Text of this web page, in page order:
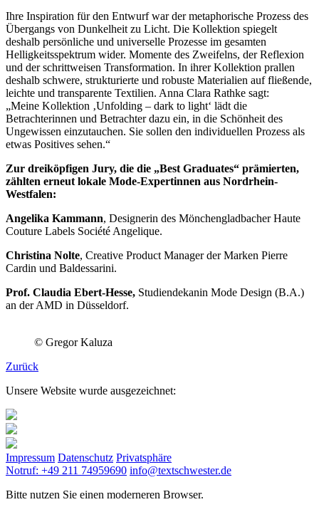
Ihre Inspiration für den Entwurf war der metaphorische Prozess des
Übergangs von Dunkelheit zu Licht. Die Kollektion spiegelt
deshalb persönliche und universelle Prozesse im gesamten
Helligkeitsspektrum wider. Momente des Zweifelns, der Reflexion
und der schrittweisen Transformation. In ihrer Kollektion prallen
deshalb schwere, strukturierte und robuste Materialien auf fließende,
leichte und transparente Textilien. Anna Clara Rathke sagt:
„Meine Kollektion ‚Unfolding – dark to light‘ lädt die
Betrachterinnen und Betrachter dazu ein, in die Schönheit des
Ungewissen einzutauchen. Sie sollen den individuellen Prozess als
etwas Positives sehen.“
Zur dreiköpfigen Jury, die die „Best Graduates“ prämierten,
zählten erneut lokale Mode-Expertinnen aus Nordrhein-
Westfalen:
Angelika Kammann, Designerin des Mönchengladbacher Haute
Couture Labels Société Angelique.
Christina Nolte, Creative Product Manager der Marken Pierre
Cardin und Baldessarini.
Prof. Claudia Ebert-Hesse, Studiendekanin Mode Design (B.A.)
an der AMD in Düsseldorf.
© Gregor Kaluza
Zurück
Unsere Website wurde ausgezeichnet:
Impressum Datenschutz Privatsphäre
Notruf: +49 211 74959690 info@textschwester.de
Bitte nutzen Sie einen moderneren Browser.